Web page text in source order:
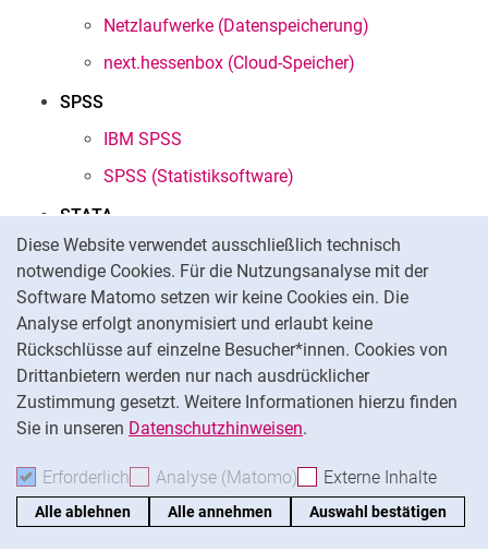
Diese Website verwendet ausschließlich technisch
notwendige Cookies. Für die Nutzungsanalyse mit der
Software Matomo setzen wir keine Cookies ein. Die
Analyse erfolgt anonymisiert und erlaubt keine
Rückschlüsse auf einzelne Besucher*innen. Cookies von
Drittanbietern werden nur nach ausdrücklicher
Zustimmung gesetzt. Weitere Informationen hierzu finden
Sie in unseren Datenschutzhinweisen.
Erforderlich Erforderliche Cookies akzeptieren
Analyse (Matomo) Analyse-Cookies
Externe Inhalte
Alle ablehnen Alle annehmen Auswahl bestätigen
Netzlaufwerke (Datenspeicherung)
next.hessenbox (Cloud-Speicher)
SPSS
IBM SPSS
SPSS (Statistiksoftware)
STATA
Download & Zugriff über Netzlaufwerk
Stata (Statistiksoftware)
Statistiksoftware
SPSS (Statistiksoftware)
Stata (Statistiksoftware)
Nach oben
Telefonie